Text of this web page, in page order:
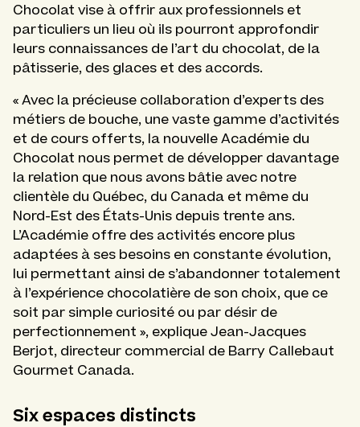
Chocolat vise à offrir aux professionnels et
particuliers un lieu où ils pourront approfondir
leurs connaissances de l’art du chocolat, de la
pâtisserie, des glaces et des accords.
« Avec la précieuse collaboration d’experts des
métiers de bouche, une vaste gamme d’activités
et de cours offerts, la nouvelle Académie du
Chocolat nous permet de développer davantage
la relation que nous avons bâtie avec notre
clientèle du Québec, du Canada et même du
Nord-Est des États-Unis depuis trente ans.
L’Académie offre des activités encore plus
adaptées à ses besoins en constante évolution,
lui permettant ainsi de s’abandonner totalement
à l’expérience chocolatière de son choix, que ce
soit par simple curiosité ou par désir de
perfectionnement », explique Jean-Jacques
Berjot, directeur commercial de Barry Callebaut
Gourmet Canada.
Six espaces distincts